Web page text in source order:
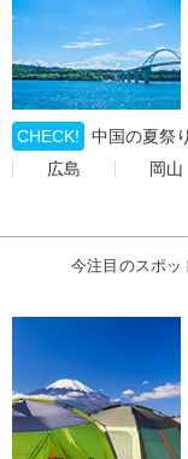
CHECK!
中国の夏祭
広島
岡山
今注目のスポッ